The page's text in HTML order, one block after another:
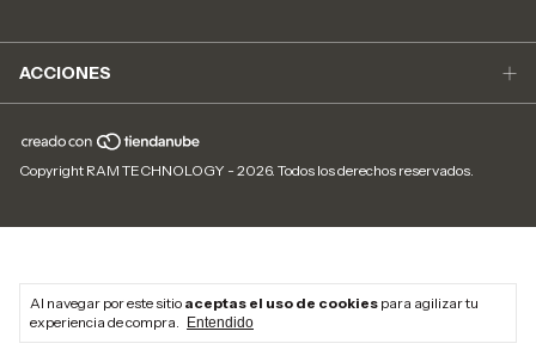
Al navegar por este sitio aceptas el uso de cookies para agilizar tu
experiencia de compra.
Entendido
ACCIONES
Copyright RAM TECHNOLOGY - 2026. Todos los derechos reservados.